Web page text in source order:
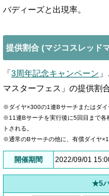
バディーズと出現率。
提供割合 (マジコスレッド
「3周年記念キャンペーン
マスターフェス」の提供割合
※ダイヤ×300の1連Bサーチまたはダイ
※11連Bサーチを実行後に5回目まで
トされる。
※通常のBサーチの他に、有償ダイヤ
開催期間 2022/09/01
★5